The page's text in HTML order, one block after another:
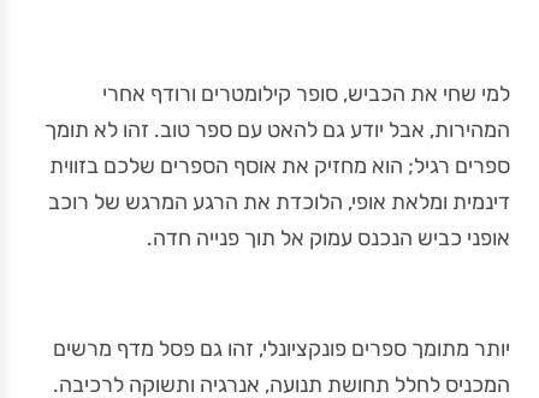
למי שחי את הכביש, סופר קילומטרים ורודף אחרי
המהירות, אבל יודע גם להאט עם ספר טוב. זהו לא תומך
ספרים רגיל; הוא מחזיק את אוסף הספרים שלכם בזווית
דינמית ומלאת אופי, הלוכדת את הרגע המרגש של רוכב
אופני כביש הנכנס עמוק אל תוך פנייה חדה.
יותר מתומך ספרים פונקציונלי, זהו גם פסל מדף מרשים
המכניס לחלל תחושת תנועה, אנרגיה ותשוקה לרכיבה.